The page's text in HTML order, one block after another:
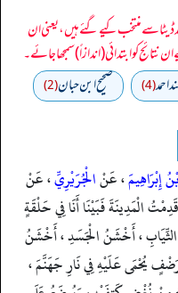
نتائج ذخیرہ احادیث کے 75 فیصد ڈیٹا سے منتخب کیے گئے ہیں، یعنی ان
کو ابتدائی (اندازاً) سمجھا جائے۔
احمد(4) صحیح ابن حبان(2)
إِبْرَاهِيمَ، عَنْالْجُرَيْرِيِّ، عَنْ
الْمَدِينَةَ فَبَيْنَا أَنَا فِي حَلْقَةٍ
، أَخْشَنُ الْجَسَدِ ، أَخْشَنُ
يُحْمَى عَلَيْهِ فِي نَارِ جَهَنَّمَ ،